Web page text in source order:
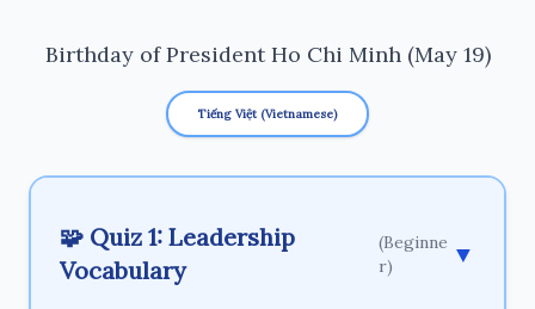
Birthday of President Ho Chi Minh (May 19)
Tiếng Việt (Vietnamese)
🧩 Quiz 1: Leadership
Vocabulary
(Beginne
r)
▼